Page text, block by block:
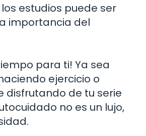
estudios puede ser
importancia del
para ti! Ya sea
ejercicio o
disfrutando de tu serie
no es un lujo,